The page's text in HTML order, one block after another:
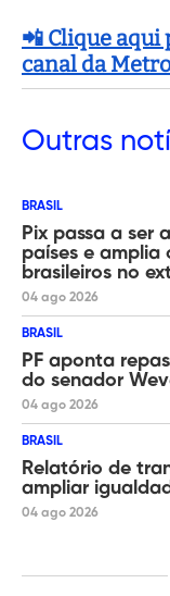
📲 Clique
canal da
Outras
BRASIL
Pix passa a ser
países e
brasileiros no
04 ago 2026
BRASIL
PF aponta
do senador
04 ago 2026
BRASIL
Relatório de
ampliar
04 ago 2026